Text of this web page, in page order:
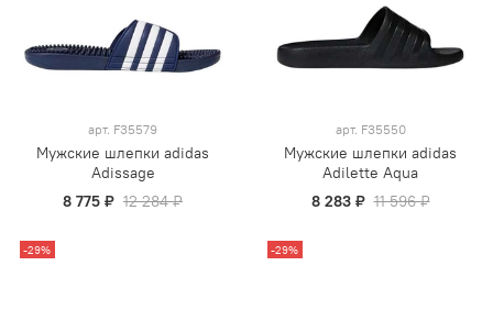
арт. F35579
Мужские шлепки adidas
Adissage
8 775 ₽ 12 284 ₽
арт. F35550
Мужские шлепки adidas
Adilette Aqua
8 283 ₽ 11 596 ₽
-29% -29%